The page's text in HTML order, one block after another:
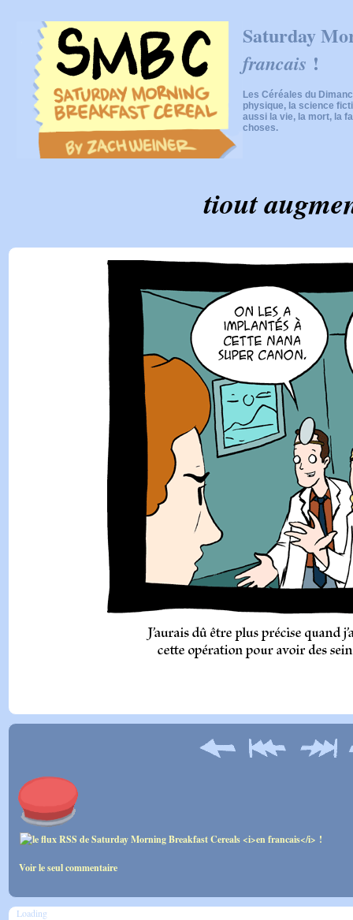
Saturday
francais !
Les Céréales du
physique, la science
aussi la vie, la mort, la
choses.
tiout
Voir le seul commentaire
Loading